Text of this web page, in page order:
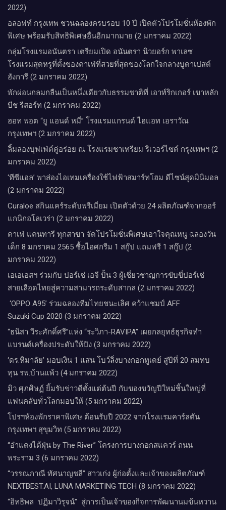
2022)
อลอฟท์ กรุงเทพ ชวนฉลองครบรอบ 10 ปี เปิดตัวโปรโมชั่นห้องพัก
พิเศษ พร้อมรับสิทธิพิเศษอื่นอีกมากมาย (2 มกราคม 2022)
กลุ่มโรงแรมอนันตรา เตรียมเปิด อนันตรา นิวยอร์ก พาเลซ
โรงแรมสุดหรูที่ตั้งของคาเฟ่ที่สวยที่สุดของโลกใจกลางบูดาเปสต์
ฮังการี (2 มกราคม 2022)
พักผ่อนกลมกลืนเป็นหนึ่งเดียวกับธรรมชาติที่ เอาท์ริกเกอร์ เขาหลัก
บีช รีสอร์ท (2 มกราคม 2022)
ฮอท พอต “ยู แอนด์ หมี่” โรงแรมแกรนด์ ไฮแอท เอราวัณ
กรุงเทพฯ (2 มกราคม 2022)
ลิ้มลองบุฟเฟ่ต์คู่อร่อย ณ โรงแรมชาเทรียม ริเวอร์ไซด์ กรุงเทพฯ (2
มกราคม 2022)
‘ทีซีแอล’ พาส่องไอเทมเครื่องใช้ไฟฟ้าสมาร์ทโฮม ดีไซน์สุดมินิมอล
(2 มกราคม 2022)
Curaloe สกินแคร์ระดับพรีเมี่ยม เปิดตัวด้วย 24 ผลิตภัณฑ์จากออร์
แกนิกอโลเวร่า (2 มกราคม 2022)
คาเฟ่ แคนทารี ทุกสาขา จัดโปรโมชั่นพิเศษเอาใจคุณหนู ฉลองวัน
เด็ก 8 มกราคม 2565 ซื้อไอศกรีม 1 สกู๊ป แถมฟรี 1 สกู๊ป (2
มกราคม 2022)
เอเอเอสฯ ร่วมกับ ปอร์เช่ เอจี ปั้น 3 ผู้เชี่ยวชาญการขับขี่ปอร์เช่
สายเลือดไทยสู่ความสามารถระดับสากล (2 มกราคม 2022)
‘OPPO A95’ ร่วมฉลองทีมไทยชนะเลิศ คว้าแชมป์ AFF
Suzuki Cup 2020 (3 มกราคม 2022)
“ธนิสา วีระศักดิ์ศรี”แห่ง “ระวิภา-RAVIPA” เผยกลยุทธ์ธุรกิจทำ
แบรนด์เครื่องประดับให้ปัง (3 มกราคม 2022)
‘ดร.หิมาลัย’ มอบเงิน 1 แสน โบว์ลิ่งบางกอกทูเดย์ สู่ปีที่ 20 สมทบ
ทุน รพ.บ้านแพ้ว (4 มกราคม 2022)
มิว ศุภศิษฏ์ ยิ้มรับข่าวดีตั้งแต่ต้นปี กับของขวัญปีใหม่ชิ้นใหญ่ที่
แฟนคลับทั่วโลกมอบให้ (5 มกราคม 2022)
โปรฯห้องพักราคาพิเศษ ต้อนรับปี 2022 จากโรงแรมคาร์ลตัน
กรุงเทพฯ สุขุมวิท (5 มกราคม 2022)
“อำแดงไต้ฝุ่น by The River” โครงการบางกอกสแควร์ ถนน
พระราม 3 (6 มกราคม 2022)
“วรรณภาณี ทัศนาญชลี” สาวเก่ง ผู้ก่อตั้งและเจ้าของผลิตภัณฑ์
NEXTBEST.AI, LUNA MARKETING TECH (8 มกราคม 2022)
“อิทธิพล ปฏิมาวิรุจน์” สู่การเป็นเจ้าของกิจการพัฒนานมข้นหวาน